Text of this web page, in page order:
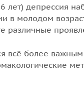
лет) депрессия
в молодом
всё более